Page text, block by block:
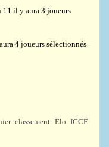
11 il y aura 3 joueurs
4 joueurs sélectionnés
classement Elo ICCF